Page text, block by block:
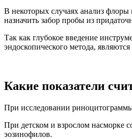
В некоторых случаях анализ флоры
назначить забор пробы из
Так как глубокое введение
эндоскопического метода,
Какие показатели
При исследовании
При детском и взрослом насморке
эозинофилов.